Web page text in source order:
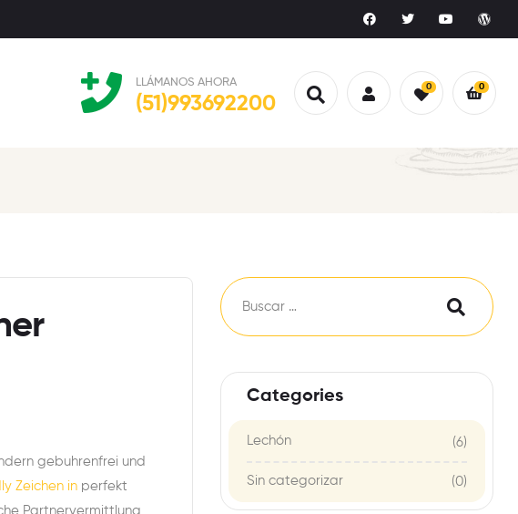
LLÁMANOS AHORA
(51)993692200
0 0
gebuhrenfrei und
Zeichen in perfekt
Partnervermittlung
Categories
Lechón (6)
Sin categorizar (0)